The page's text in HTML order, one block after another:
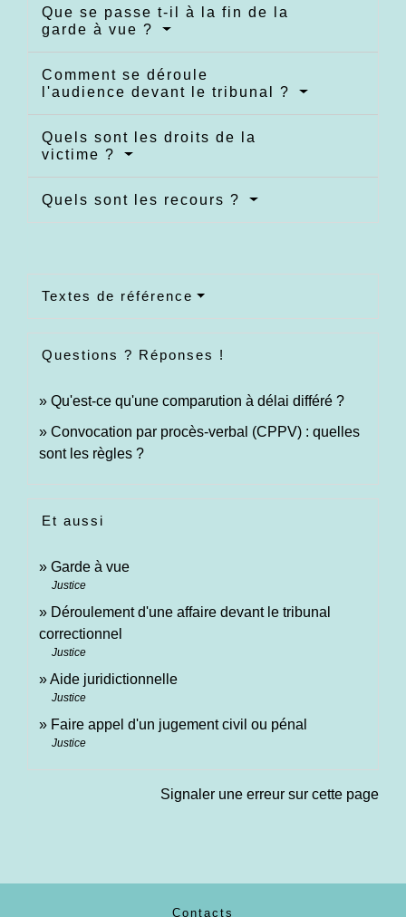
Que se passe t-il à la fin de la
garde à vue ?
Comment se déroule
l'audience devant le tribunal ?
Quels sont les droits de la
victime ?
Quels sont les recours ?
Textes de référence
Questions ? Réponses !
Qu'est-ce qu'une comparution à délai différé ?
Convocation par procès-verbal (CPPV) : quelles
sont les règles ?
Et aussi
Garde à vue
Justice
Déroulement d'une affaire devant le tribunal
correctionnel
Justice
Aide juridictionnelle
Justice
Faire appel d'un jugement civil ou pénal
Justice
Signaler une erreur sur cette page
Contacts